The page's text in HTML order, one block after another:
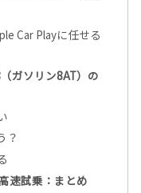
Car Playに任せる
ガソリン8AT）の
？
速試乗：まとめ